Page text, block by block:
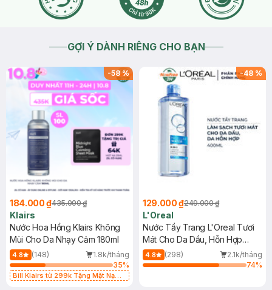
GỢI Ý DÀNH RIÊNG CHO BẠN
-58%
184.000 ₫435.000 ₫
Klairs
Nước Hoa Hồng Klairs Không
Mùi Cho Da Nhạy Cảm 180ml
4.8 (148)
1.8k/tháng
35%
Bill Klairs từ 299k Tặng Mặt Nạ
-48 %
129.000 ₫249.000 ₫
L'Oreal
Nước Tẩy Trang L'Oreal Tươi
Mát Cho Da Dầu, Hỗn Hợp
400ml
4.8 (298)
2.1k/tháng
74%